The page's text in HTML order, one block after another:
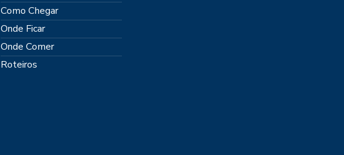
Como Chegar
Onde Ficar
Onde Comer
Roteiros